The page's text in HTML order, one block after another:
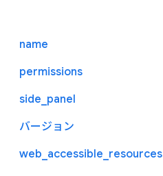
name
permissions
side_panel
バージョン
web_accessible_resources